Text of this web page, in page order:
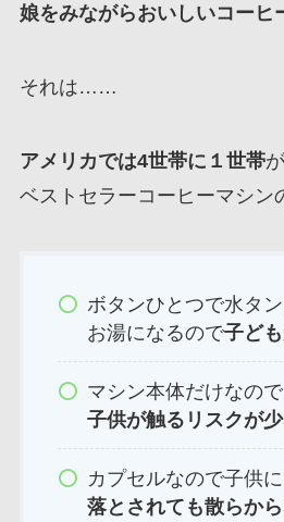
娘をみながらおいしいコーヒ
それは……
アメリカでは4世帯に１世帯
ベストセラーコーヒーマシン
ボタンひとつで水タ
お湯になるので子ど
マシン本体だけなので
子供が触るリスクが
カプセルなので子供に
落とされても散らか